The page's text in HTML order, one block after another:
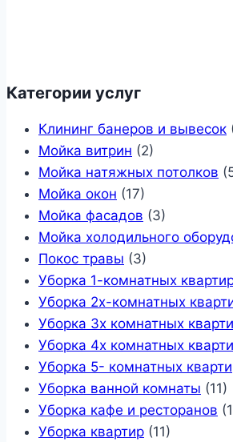
Категории услуг
Клининг банеров и вывесок
Мойка витрин (2)
Мойка натяжных потолков
Мойка окон (17)
Мойка фасадов (3)
Мойка холодильного
Покос травы (3)
Уборка 1-комнатных
Уборка 2х-комнатных
Уборка 3х комнатных
Уборка 4х комнатных
Уборка 5- комнатных
Уборка ванной комнаты (11)
Уборка кафе и ресторанов
Уборка квартир (11)